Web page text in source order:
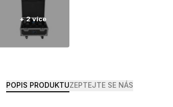
POPIS PRODUKTUZEPTEJTE SE NÁS